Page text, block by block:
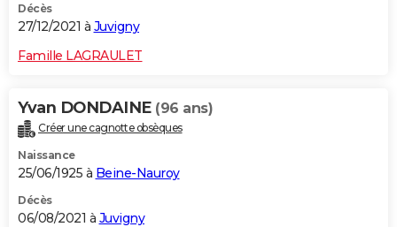
Décès
27/12/2021 à Juvigny
Famille LAGRAULET
Yvan DONDAINE (96 ans)
Créer une cagnotte obsèques
Naissance
25/06/1925 à Beine-Nauroy
Décès
06/08/2021 à Juvigny